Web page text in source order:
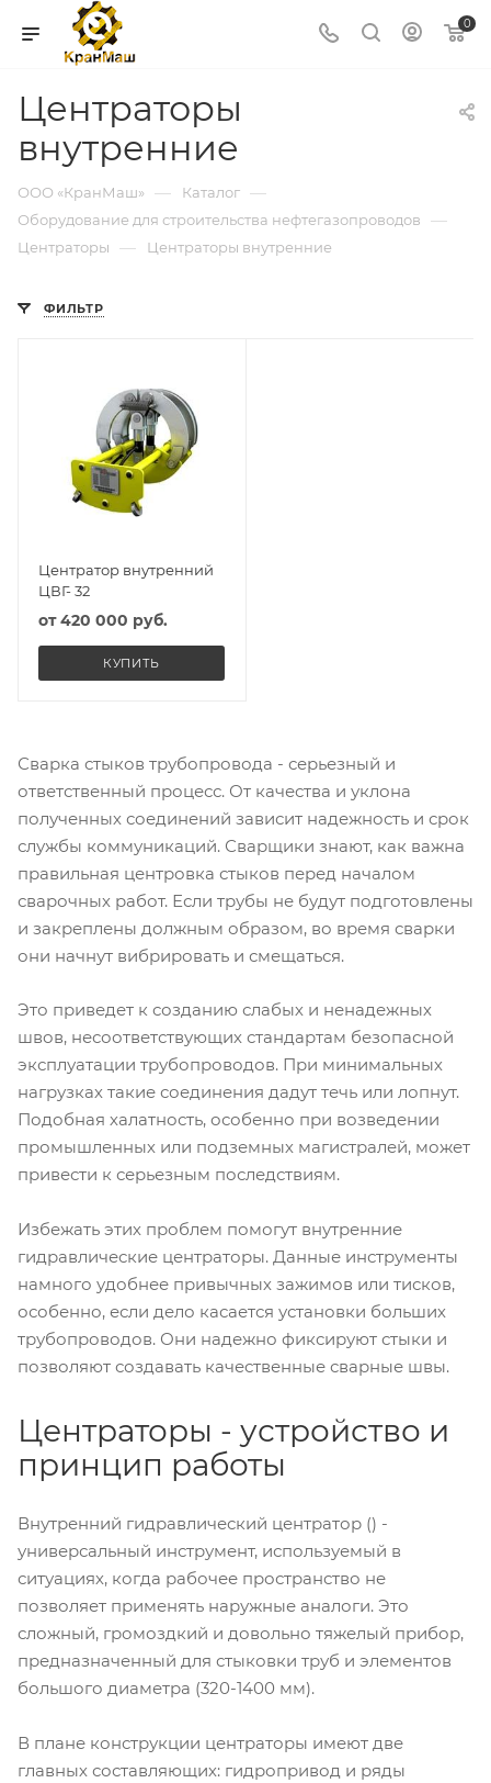
0
Центраторы
внутренние
ООО «КранМаш» — Каталог —
Оборудование для строительства нефтегазопроводов —
Центраторы — Центраторы внутренние
ФИЛЬТР
Центратор внутренний
ЦВГ- 32
от420 000 руб.
КУПИТЬ
Сварка стыков трубопровода - серьезный и
ответственный процесс. От качества и уклона
полученных соединений зависит надежность и срок
службы коммуникаций. Сварщики знают, как важна
правильная центровка стыков перед началом
сварочных работ. Если трубы не будут подготовлены
и закреплены должным образом, во время сварки
они начнут вибрировать и смещаться.
Это приведет к созданию слабых и ненадежных
швов, несоответствующих стандартам безопасной
эксплуатации трубопроводов. При минимальных
нагрузках такие соединения дадут течь или лопнут.
Подобная халатность, особенно при возведении
промышленных или подземных магистралей, может
привести к серьезным последствиям.
Избежать этих проблем помогут внутренние
гидравлические центраторы. Данные инструменты
намного удобнее привычных зажимов или тисков,
особенно, если дело касается установки больших
трубопроводов. Они надежно фиксируют стыки и
позволяют создавать качественные сварные швы.
Центраторы - устройство и
принцип работы
Внутренний гидравлический центратор () -
универсальный инструмент, используемый в
ситуациях, когда рабочее пространство не
позволяет применять наружные аналоги. Это
сложный, громоздкий и довольно тяжелый прибор,
предназначенный для стыковки труб и элементов
большого диаметра (320-1400 мм).
В плане конструкции центраторы имеют две
главных составляющих: гидропривод и ряды